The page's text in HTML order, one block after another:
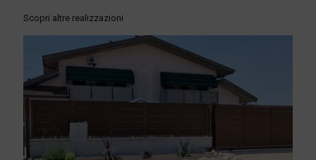
Scopri altre realizzazioni